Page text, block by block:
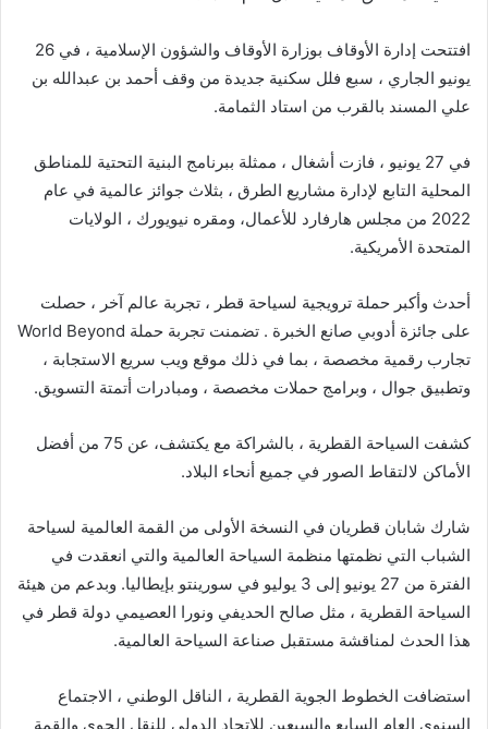
افتتحت إدارة الأوقاف بوزارة الأوقاف والشؤون الإسلامية ، في 26
يونيو الجاري ، سبع فلل سكنية جديدة من وقف أحمد بن عبدالله بن
علي المسند بالقرب من استاد الثمامة.
في 27 يونيو ، فازت أشغال ، ممثلة ببرنامج البنية التحتية للمناطق
المحلية التابع لإدارة مشاريع الطرق ، بثلاث جوائز عالمية في عام
2022 من مجلس هارفارد للأعمال، ومقره نيويورك ، الولايات
المتحدة الأمريكية.
أحدث وأكبر حملة ترويجية لسياحة قطر ، تجربة عالم آخر ، حصلت
على جائزة أدوبي صانع الخبرة . تضمنت تجربة حملة World Beyond
تجارب رقمية مخصصة ، بما في ذلك موقع ويب سريع الاستجابة ،
وتطبيق جوال ، وبرامج حملات مخصصة ، ومبادرات أتمتة التسويق.
كشفت السياحة القطرية ، بالشراكة مع يكتشف، عن 75 من أفضل
الأماكن لالتقاط الصور في جميع أنحاء البلاد.
شارك شابان قطريان في النسخة الأولى من القمة العالمية لسياحة
الشباب التي نظمتها منظمة السياحة العالمية والتي انعقدت في
الفترة من 27 يونيو إلى 3 يوليو في سورينتو بإيطاليا. وبدعم من هيئة
السياحة القطرية ، مثل صالح الحديفي ونورا العصيمي دولة قطر في
هذا الحدث لمناقشة مستقبل صناعة السياحة العالمية.
استضافت الخطوط الجوية القطرية ، الناقل الوطني ، الاجتماع
السنوي العام السابع والسبعين للاتحاد الدولي للنقل الجوي والقمة